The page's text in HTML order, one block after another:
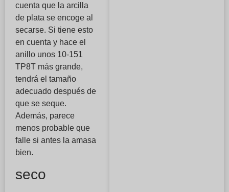
cuenta que la arcilla
de plata se encoge al
secarse. Si tiene esto
en cuenta y hace el
anillo unos 10-151
TP8T más grande,
tendrá el tamaño
adecuado después de
que se seque.
Además, parece
menos probable que
falle si antes la amasa
bien.
seco